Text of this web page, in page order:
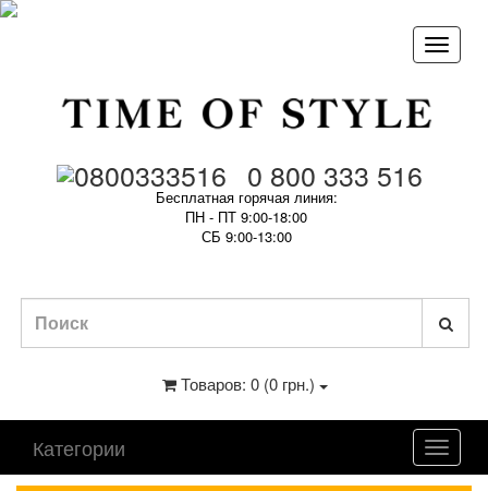
0 800 333 516
Бесплатная горячая линия:
ПН - ПТ 9:00-18:00
СБ 9:00-13:00
Товаров: 0 (0 грн.)
Категории